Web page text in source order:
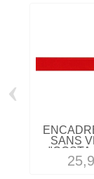
SANS
"COSTA
‹